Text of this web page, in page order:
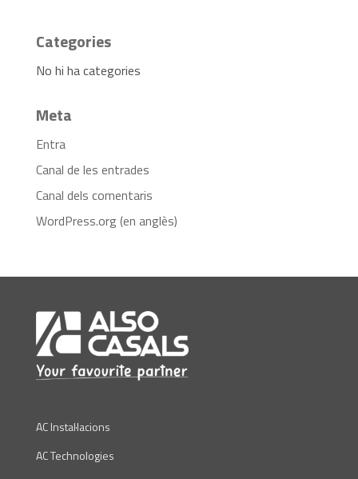
Categories
No hi ha categories
Meta
Entra
Canal de les entrades
Canal dels comentaris
WordPress.org (en anglès)
AC Instal·lacions
AC Technologies